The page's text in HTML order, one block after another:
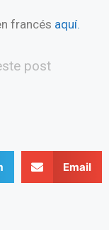
francés aquí.
post
Email